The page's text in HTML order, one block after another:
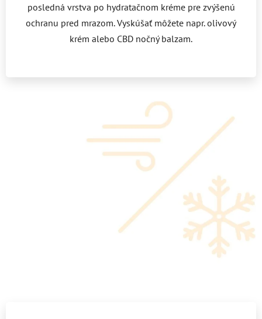
posledná vrstva po hydratačnom kréme pre zvýšenú
ochranu pred mrazom. Vyskúšať môžete napr. olivový
krém alebo CBD nočný balzam.